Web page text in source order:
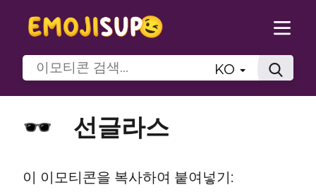
KO
🕶️ 선글라스
이 이모티콘을 복사하여 붙여넣기: